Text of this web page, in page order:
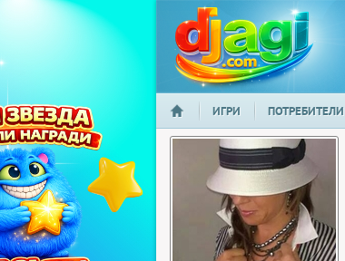
djagi.com
НАЧАЛО
ИГРИ ПОТРЕБИТЕЛИ